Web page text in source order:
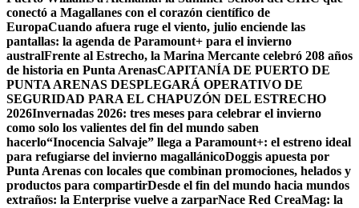
conectó a Magallanes con el corazón científico de
EuropaCuando afuera ruge el viento, julio enciende las
pantallas: la agenda de Paramount+ para el invierno
australFrente al Estrecho, la Marina Mercante celebró 208 años
de historia en Punta ArenasCAPITANÍA DE PUERTO DE
PUNTA ARENAS DESPLEGARÁ OPERATIVO DE
SEGURIDAD PARA EL CHAPUZÓN DEL ESTRECHO
2026Invernadas 2026: tres meses para celebrar el invierno
como solo los valientes del fin del mundo saben
hacerlo“Inocencia Salvaje” llega a Paramount+: el estreno ideal
para refugiarse del invierno magallánicoDoggis apuesta por
Punta Arenas con locales que combinan promociones, helados y
productos para compartirDesde el fin del mundo hacia mundos
extraños: la Enterprise vuelve a zarparNace Red CreaMag: la